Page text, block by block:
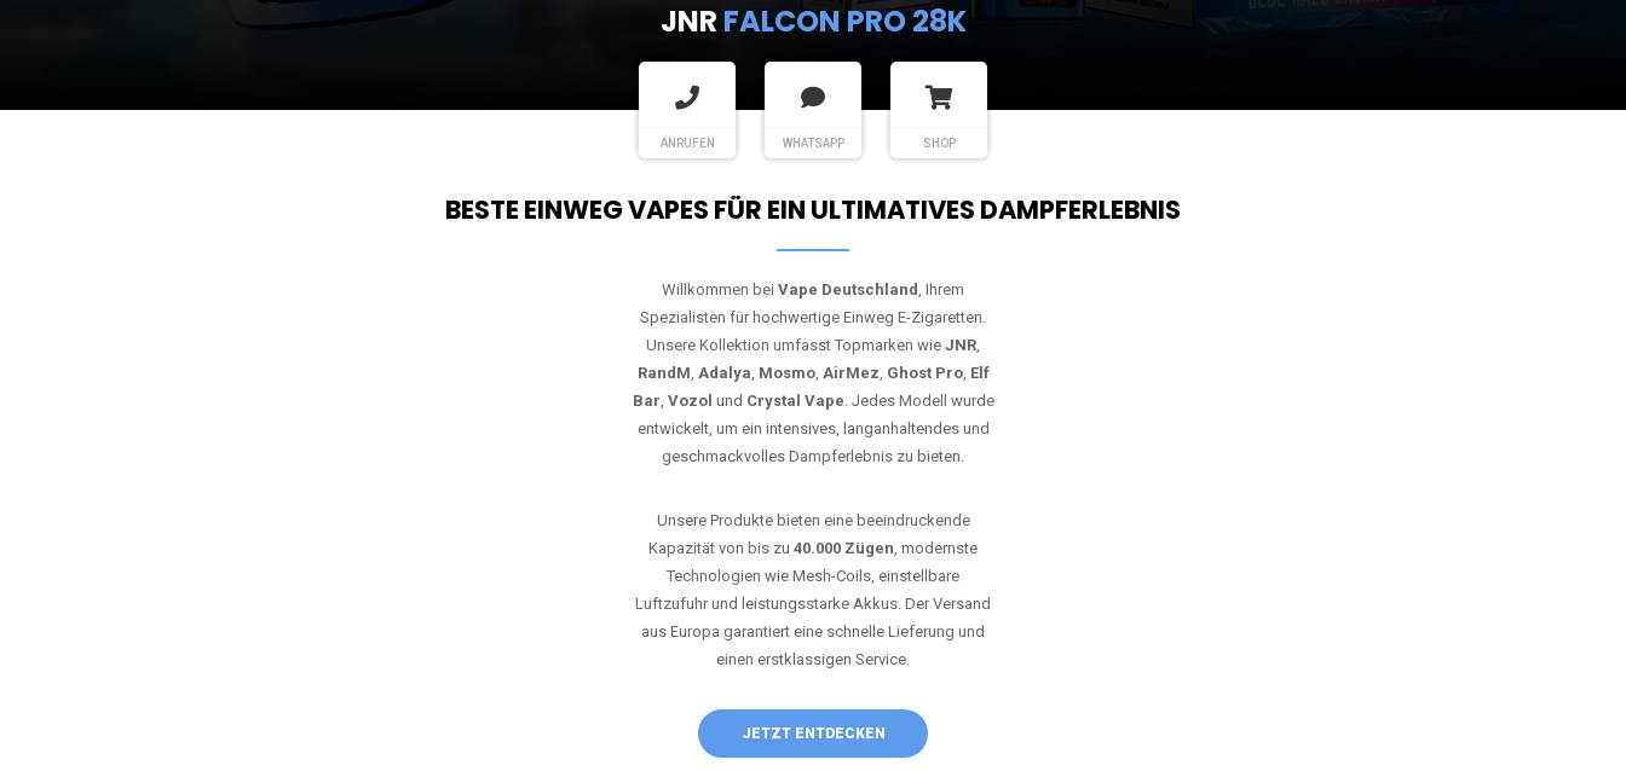
JNR FALCON PRO 28K
ANRUFEN WHATSAPP SHOP
BESTE EINWEG VAPES FÜR EIN ULTIMATIVES DAMPFERLEBNIS
Willkommen bei Vape Deutschland, Ihrem
Spezialisten für hochwertige Einweg E-Zigaretten.
Unsere Kollektion umfasst Topmarken wie JNR,
RandM, Adalya, Mosmo, AirMez, Ghost Pro, Elf
Bar, Vozol und Crystal Vape. Jedes Modell wurde
entwickelt, um ein intensives, langanhaltendes und
geschmackvolles Dampferlebnis zu bieten.
Unsere Produkte bieten eine beeindruckende
Kapazität von bis zu 40.000 Zügen, modernste
Technologien wie Mesh-Coils, einstellbare
Luftzufuhr und leistungsstarke Akkus. Der Versand
aus Europa garantiert eine schnelle Lieferung und
einen erstklassigen Service.
JETZT ENTDECKEN